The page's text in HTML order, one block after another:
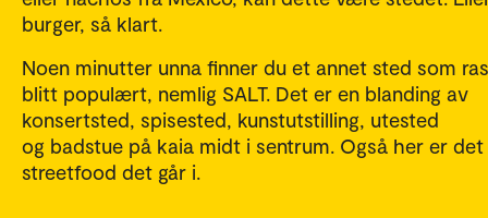
burger, så klart.
Noen minutter unna finner du et annet sted som
blitt populært, nemlig SALT. Det er en blanding av
konsertsted, spisested, kunstutstilling, utested
og badstue på kaia midt i sentrum. Også her er det
streetfood det går i.